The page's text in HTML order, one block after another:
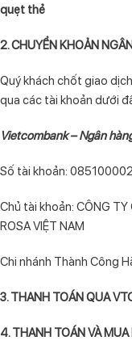
quẹt thẻ
2. CHUYỂN KHOẢN
Quý khách chốt giao
qua các tài khoản dưới
Vietcombank – Ngân
Số tài khoản:
Chủ tài khoản: CÔNG TY
ROSA VIỆT NAM
Chi nhánh Thành Công
3. THANH TOÁN QUA
4. THANH TOÁN VÀ